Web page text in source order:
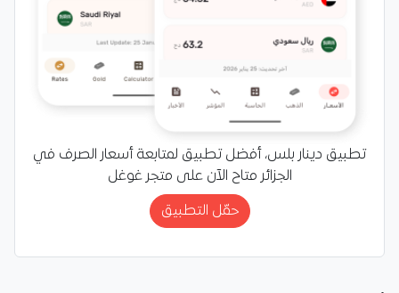
تطبيق دينار بلس، أفضل تطبيق لمتابعة أسعار الصرف في
الجزائر متاح الآن على متجر غوغل
حمّل التطبيق